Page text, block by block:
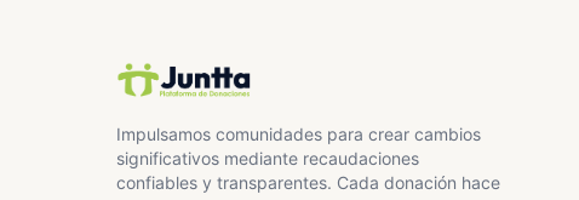
Impulsamos comunidades para crear cambios
significativos mediante recaudaciones
confiables y transparentes. Cada donación hace